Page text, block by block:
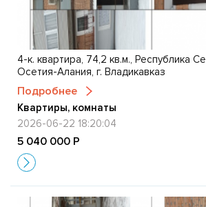
4-к. квартира, 74,2 кв.м., Республика
Осетия-Алания, г. Владикавказ
Подробнее
Квартиры, комнаты
2026-06-22 18:20:04
5 040 000 Р